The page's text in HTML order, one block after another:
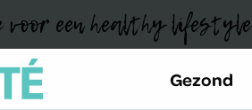
een healthy lifestyle
Gezond